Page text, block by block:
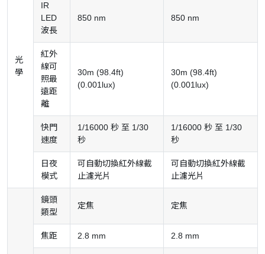
光
學
IR
LED
波長
850 nm 850 nm
紅外
線可
照最
遠距
離
30m (98.4ft)
(0.001lux)
30m (98.4ft)
(0.001lux)
快門
速度
1/16000 秒 至 1/30
秒
1/16000 秒 至 1/30
秒
日夜
模式
可自動切換紅外線截
止濾光片
可自動切換紅外線截
止濾光片
鏡頭
類型
定焦 定焦
焦距 2.8 mm 2.8 mm